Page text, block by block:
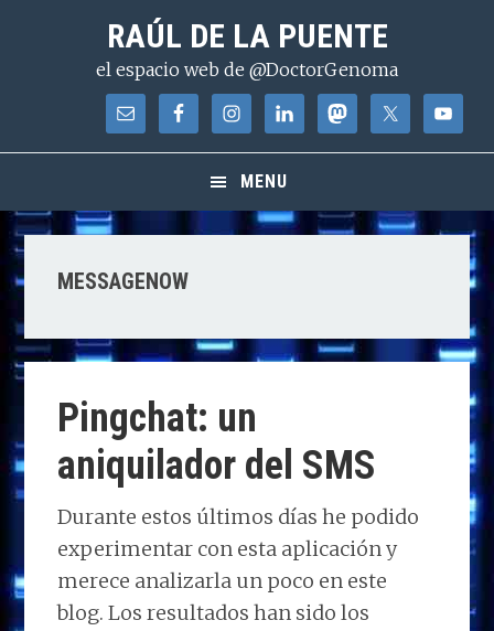
contenido
RAÚL DE LA PUENTE
el espacio web de @DoctorGenoma
MENU
MESSAGENOW
Pingchat: un
aniquilador del SMS
Durante estos últimos días he podido
experimentar con esta aplicación y
merece analizarla un poco en este
blog. Los resultados han sido los